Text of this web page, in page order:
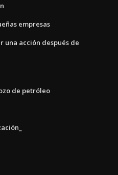
empresas
una acción después de
de petróleo